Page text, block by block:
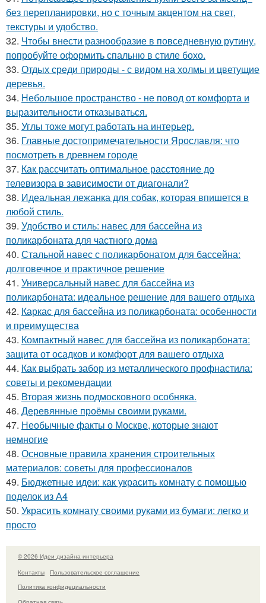
без перепланировки, но с точным акцентом на свет,
текстуры и удобство.
32. Чтобы внести разнообразие в повседневную рутину,
попробуйте оформить спальню в стиле бохо.
33. Отдых среди природы - с видом на холмы и цветущие
деревья.
34. Небольшое пространство - не повод от комфорта и
выразительности отказываться.
35. Углы тоже могут работать на интерьер.
36. Главные достопримечательности Ярославля: что
посмотреть в древнем городе
37. Как рассчитать оптимальное расстояние до
телевизора в зависимости от диагонали?
38. Идеальная лежанка для собак, которая впишется в
любой стиль.
39. Удобство и стиль: навес для бассейна из
поликарбоната для частного дома
40. Стальной навес с поликарбонатом для бассейна:
долговечное и практичное решение
41. Универсальный навес для бассейна из
поликарбоната: идеальное решение для вашего отдыха
42. Каркас для бассейна из поликарбоната: особенности
и преимущества
43. Компактный навес для бассейна из поликарбоната:
защита от осадков и комфорт для вашего отдыха
44. Как выбрать забор из металлического профнастила:
советы и рекомендации
45. Вторая жизнь подмосковного особняка.
46. Деревянные проёмы своими руками.
47. Необычные факты о Москве, которые знают
немногие
48. Основные правила хранения строительных
материалов: советы для профессионалов
49. Бюджетные идеи: как украсить комнату с помощью
поделок из А4
50. Украсить комнату своими руками из бумаги: легко и
просто
© 2026 Идеи дизайна интерьера
Контакты
Пользовательское соглашение
Политика конфидециальности